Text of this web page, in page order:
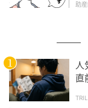
助
人
直